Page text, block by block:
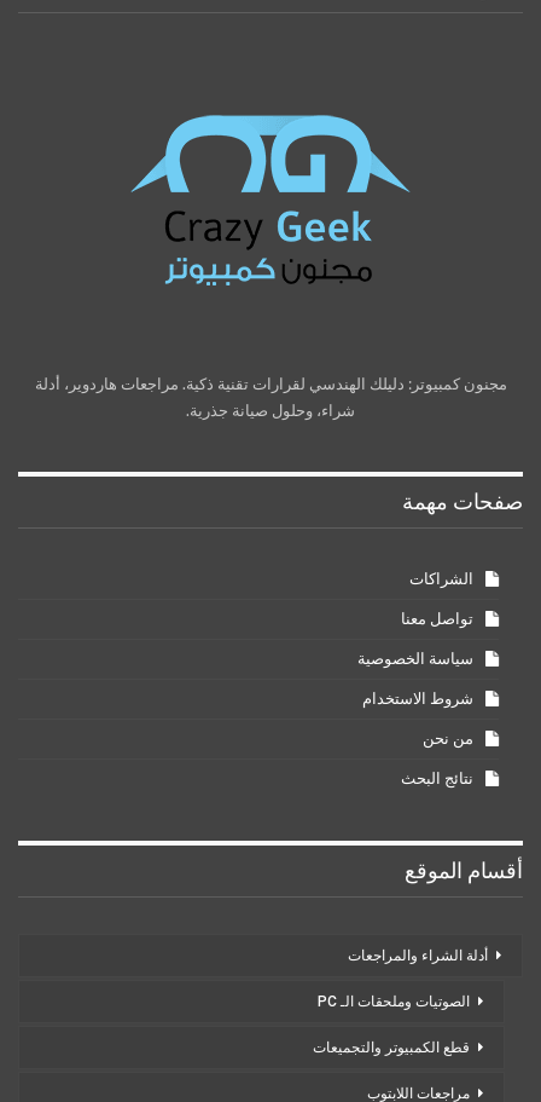
مجنون كمبيوتر: دليلك الهندسي لقرارات تقنية ذكية. مراجعات هاردوير، أدلة
شراء، وحلول صيانة جذرية.
صفحات مهمة
الشراكات
تواصل معنا
سياسة الخصوصية
شروط الاستخدام
من نحن
نتائج البحث
أقسام الموقع
أدلة الشراء والمراجعات
الصوتيات وملحقات الـ PC
قطع الكمبيوتر والتجميعات
مراجعات اللابتوب